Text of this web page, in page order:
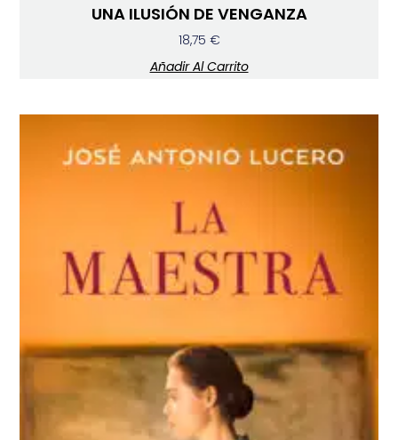
UNA ILUSIÓN DE VENGANZA
18,75 €
Añadir Al Carrito